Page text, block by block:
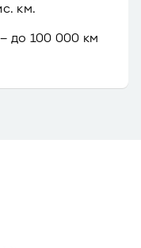
км.
– до 100 000 км